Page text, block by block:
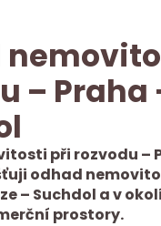
– Praha
při rozvodu –
odhad
– Suchdol a v
prostory.